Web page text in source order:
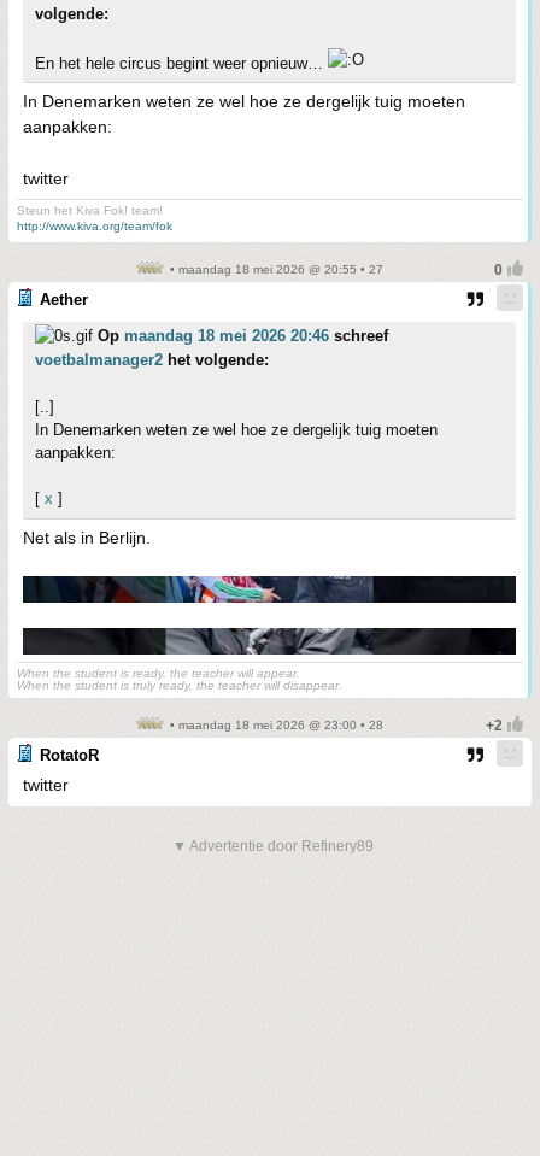
volgende:
En het hele circus begint weer opnieuw…
In Denemarken weten ze wel hoe ze dergelijk tuig moeten
aanpakken:
twitter
Steun het Kiva Fok! team!
http://www.kiva.org/team/fok
• maandag 18 mei 2026 @ 20:55 • 27
Aether
Op maandag 18 mei 2026 20:46 schreef
voetbalmanager2 het volgende:
[..]
In Denemarken weten ze wel hoe ze dergelijk tuig moeten
aanpakken:
[ x ]
Net als in Berlijn.
When the student is ready, the teacher will appear.
When the student is truly ready, the teacher will disappear.
• maandag 18 mei 2026 @ 23:00 • 28
RotatoR
twitter
▼ Advertentie door Refinery89